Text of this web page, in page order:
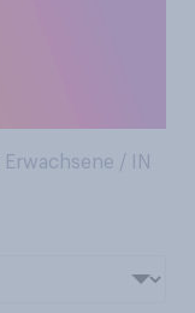
Erwachsene / IN